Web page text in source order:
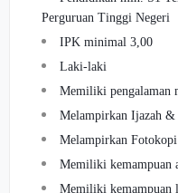
Perguruan Tinggi Negeri
IPK minimal 3,00
Laki-laki
Memiliki pengalaman
Melampirkan Ijazah
Melampirkan
Memiliki kemampuan
Memiliki kemampuan